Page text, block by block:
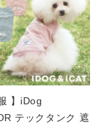
】iDog
テックタンク 遮